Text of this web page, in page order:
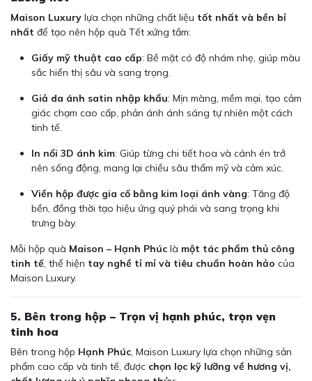
Maison Luxury lựa chọn những chất liệu tốt nhất và bền bỉ
nhất để tạo nên hộp quà Tết xứng tầm:
Giấy mỹ thuật cao cấp: Bề mặt có độ nhám nhẹ, giúp màu
sắc hiển thị sâu và sang trọng.
Giả da ánh satin nhập khẩu: Mịn màng, mềm mại, tạo cảm
giác chạm cao cấp, phản ánh ánh sáng tự nhiên một cách
tinh tế.
In nổi 3D ánh kim: Giúp từng chi tiết hoa và cánh én trở
nên sống động, mang lại chiều sâu thẩm mỹ và cảm xúc.
Viền hộp được gia cố bằng kim loại ánh vàng: Tăng độ
bền, đồng thời tạo hiệu ứng quý phái và sang trọng khi
trưng bày.
Mỗi hộp quà Maison – Hạnh Phúc là một tác phẩm thủ công
tinh tế, thể hiện tay nghề tỉ mỉ và tiêu chuẩn hoàn hảo của
Maison Luxury.
5. Bên trong hộp – Trọn vị hạnh phúc, trọn vẹn
tinh hoa
Bên trong hộp Hạnh Phúc, Maison Luxury lựa chọn những sản
phẩm cao cấp và tinh tế, được chọn lọc kỹ lưỡng về hương vị,